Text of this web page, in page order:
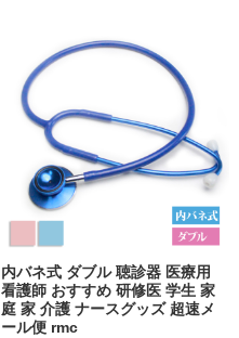
内バネ式 ダブル 聴診器 医療用
看護師 おすすめ 研修医 学生 家
庭 家 介護 ナースグッズ 超速メ
ール便 rmc